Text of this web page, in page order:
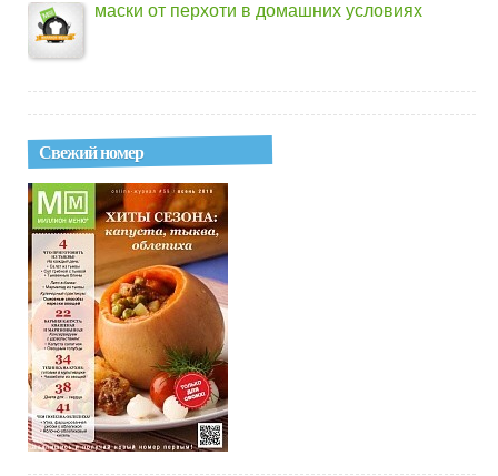
маски от перхоти в домашних условиях
Свежий номер